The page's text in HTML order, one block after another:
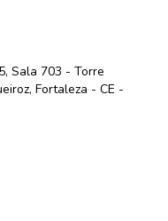
Sala 703 - Torre
Fortaleza - CE -